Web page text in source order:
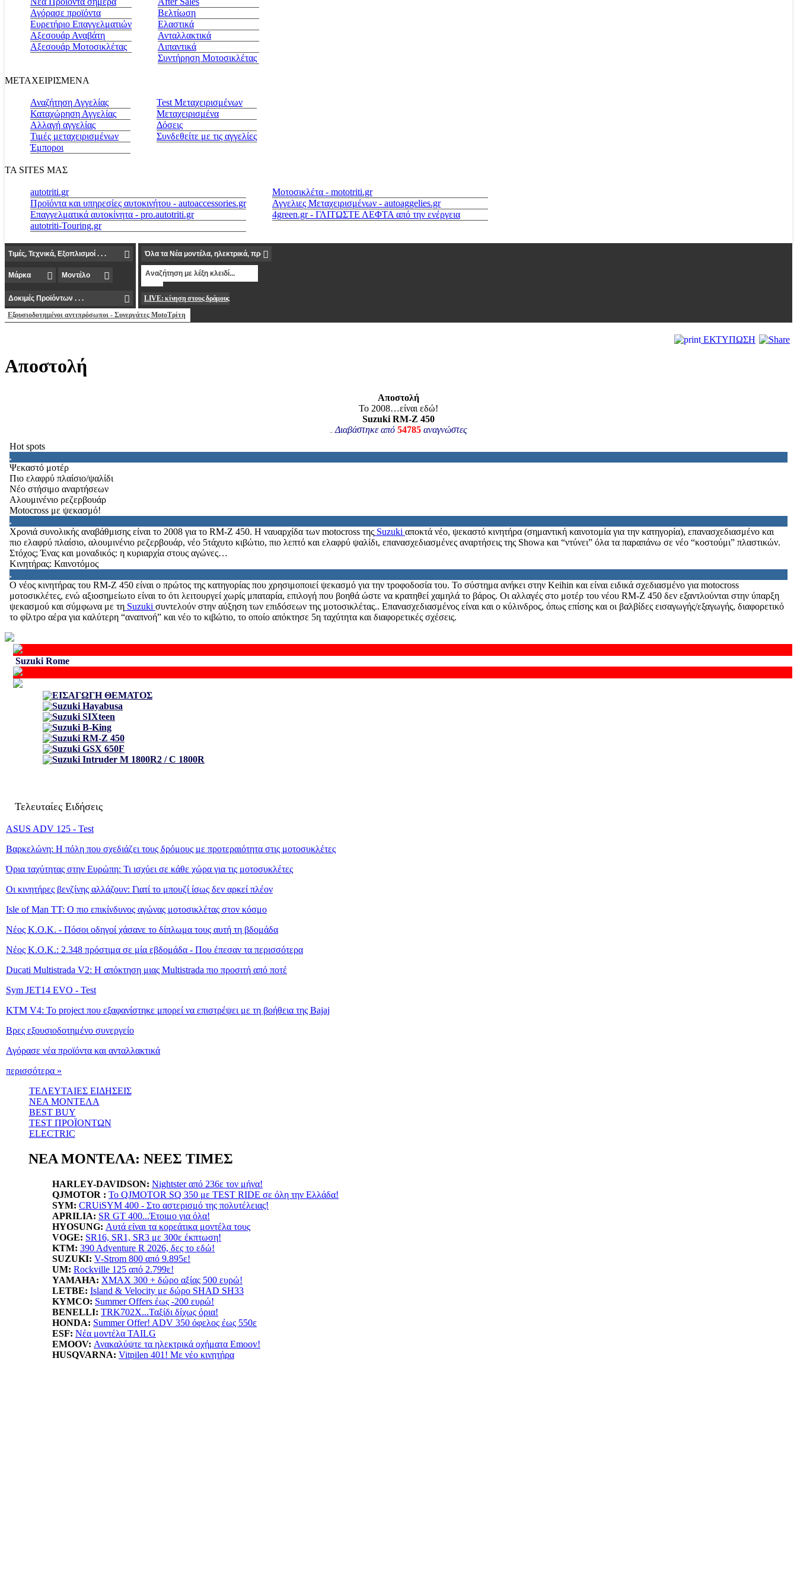
Αγόρασε προϊόντα
Ευρετήριο Επαγγελματιών
Αξεσουάρ Αναβάτη
Αξεσουάρ Μοτοσικλέτας
Βελτίωση
Ελαστικά
Ανταλλακτικά
Λιπαντικά
Συντήρηση Μοτοσικλέτας
ΜΕΤΑΧΕΙΡΙΣΜΕΝΑ
Αναζήτηση Αγγελίας
Καταχώρηση Αγγελίας
Αλλαγή αγγελίας
Τιμές μεταχειρισμένων
Έμποροι
Test Μεταχειρισμένων
Μεταχειρισμένα
Δόσεις
Συνδεθείτε με τις αγγελίες
ΤΑ SITES ΜΑΣ
autotriti.gr
Προϊόντα και υπηρεσίες αυτοκινήτου - autoaccessories.gr
Επαγγελματικά αυτοκίνητα - pro.autotriti.gr
autotriti-Touring.gr
Μοτοσικλέτα - mototriti.gr
Αγγελιες Μεταχειρισμένων - autoaggelies.gr
4green.gr - ΓΛΙΤΩΣΤΕ ΛΕΦΤΑ από την ενέργεια
LIVE: κίνηση στους δρόμους
Εξουσιοδοτημένοι αντιπρόσωποι - Συνεργάτες MotoΤρίτη
ΕΚΤΥΠΩΣΗ
Aποστολή
Aποστολή
Το 2008…είναι εδώ!
Suzuki RM-Z 450
Διαβάστηκε από 54785 αναγνώστες
Hot spots
Ψεκαστό μοτέρ
Πιο ελαφρύ πλαίσιο/ψαλίδι
Νέο στήσιμο αναρτήσεων
Αλουμινένιο ρεζερβουάρ
Motocross με ψεκασμό!
Χρονιά συνολικής αναβάθμισης είναι το 2008 για το RM-Z 450. Η ναυαρχίδα των motocross της Suzuki αποκτά νέο, ψεκαστό κινητήρα (σημαντική καινοτομία για την κατηγορία), επανασχεδιασμένο και
πιο ελαφρύ πλαίσιο, αλουμινένιο ρεζερβουάρ, νέο 5τάχυτο κιβώτιο, πιο λεπτό και ελαφρύ ψαλίδι, επανασχεδιασμένες αναρτήσεις της Showa και “ντύνει” όλα τα παραπάνω σε νέο “κοστούμι” πλαστικών.
Στόχος; Ένας και μοναδικός: η κυριαρχία στους αγώνες…
Κινητήρας: Καινοτόμος
O νέος κινητήρας του RM-Z 450 είναι ο πρώτος της κατηγορίας που χρησιμοποιεί ψεκασμό για την τροφοδοσία του. Το σύστημα ανήκει στην Keihin και είναι ειδικά σχεδιασμένο για motocross
μοτοσικλέτες, ενώ αξιοσημείωτο είναι το ότι λειτουργεί χωρίς μπαταρία, επιλογή που βοηθά ώστε να κρατηθεί χαμηλά το βάρος. Οι αλλαγές στο μοτέρ του νέου RM-Z 450 δεν εξαντλούνται στην ύπαρξη
ψεκασμού και σύμφωνα με τη Suzuki συντελούν στην αύξηση των επιδόσεων της μοτοσικλέτας.. Επανασχεδιασμένος είναι και ο κύλινδρος, όπως επίσης και οι βαλβίδες εισαγωγής/εξαγωγής, διαφορετικό
το φίλτρο αέρα για καλύτερη “αναπνοή” και νέο το κιβώτιο, το οποίο απόκτησε 5η ταχύτητα και διαφορετικές σχέσεις.
Suzuki Rome
ΕΙΣΑΓΩΓΗ ΘΕΜΑΤΟΣ
Suzuki Hayabusa
Suzuki SΙΧteen
Suzuki B-King
Suzuki RM-Z 450
Suzuki GSX 650F
Suzuki Intruder M 1800R2 / C 1800R
Τελευταίες Ειδήσεις
ASUS ADV 125 - Test
Βαρκελώνη: Η πόλη που σχεδιάζει τους δρόμους με προτεραιότητα στις μοτοσυκλέτες
Όρια ταχύτητας στην Ευρώπη: Τι ισχύει σε κάθε χώρα για τις μοτοσυκλέτες
Οι κινητήρες βενζίνης αλλάζουν: Γιατί το μπουζί ίσως δεν αρκεί πλέον
Isle of Man TT: Ο πιο επικίνδυνος αγώνας μοτοσικλέτας στον κόσμο
Νέος Κ.Ο.Κ. - Πόσοι οδηγοί χάσανε το δίπλωμα τους αυτή τη βδομάδα
Νέος Κ.Ο.Κ.: 2.348 πρόστιμα σε μία εβδομάδα - Που έπεσαν τα περισσότερα
Ducati Multistrada V2: Η απόκτηση μιας Multistrada πιο προσιτή από ποτέ
Sym JET14 EVO - Test
KTM V4: Το project που εξαφανίστηκε μπορεί να επιστρέψει με τη βοήθεια της Bajaj
Βρες εξουσιοδοτημένο συνεργείο
Αγόρασε νέα προϊόντα και ανταλλακτικά
περισσότερα »
ΤΕΛΕΥΤΑΙΕΣ ΕΙΔΗΣΕΙΣ
ΝΕΑ ΜΟΝΤΕΛΑ
BEST BUY
TEST ΠΡΟΪΟΝΤΩΝ
ELECTRIC
ΝΕΑ ΜΟΝΤΕΛΑ: ΝΕΕΣ ΤΙΜΕΣ
HARLEY-DAVIDSON: Nightster από 236ε τον μήνα!
QJMOTOR : Το QJMOTOR SQ 350 με TEST RIDE σε όλη την Ελλάδα!
SYM: CRUiSYM 400 - Στο αστερισμό της πολυτέλειας!
APRILIA: SR GT 400...Έτοιμο για όλα!
HYOSUNG: Αυτά είναι τα κορεάτικα μοντέλα τους
VOGE: SR16, SR1, SR3 με 300ε έκπτωση!
KTM: 390 Adventure R 2026, δες το εδώ!
SUZUKI: V-Strom 800 από 9.895ε!
UM: Rockville 125 από 2.799ε!
YAMAHA: XMAX 300 + δώρο αξίας 500 ευρώ!
LETBE: Island & Velocity με δώρο SHAD SH33
KYMCO: Summer Offers έως -200 ευρώ!
BENELLI: TRK702X...Ταξίδι δίχως όρια!
HONDA: Summer Offer! ADV 350 όφελος έως 550ε
ESF: Νέα μοντέλα TAILG
EMOOV: Ανακαλύψτε τα ηλεκτρικά οχήματα Emoov!
HUSQVARNA: Vitpilen 401! Με νέο κινητήρα